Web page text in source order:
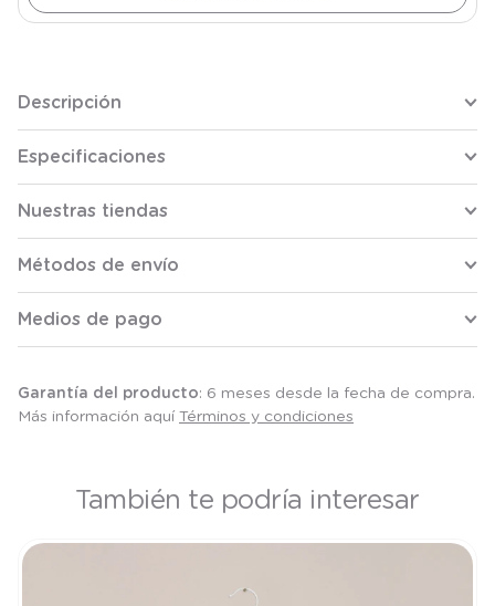
Descripción
Especificaciones
Nuestras tiendas
Métodos de envío
Medios de pago
Garantía del producto: 6 meses desde la fecha de compra.
Más información aquí Términos y condiciones
También te podría interesar